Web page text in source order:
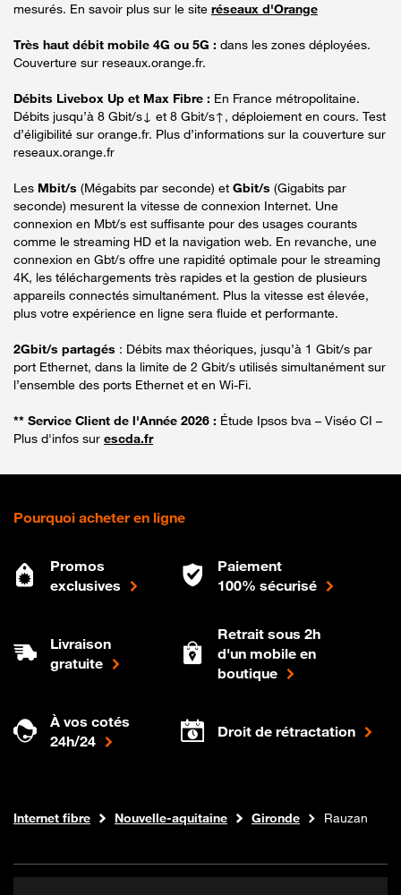
mesurés. En savoir plus sur le site réseaux d'Orange
Très haut débit mobile 4G ou 5G : dans les zones déployées.
Couverture sur reseaux.orange.fr.
Débits Livebox Up et Max Fibre : En France métropolitaine.
Débits jusqu’à 8 Gbit/s↓ et 8 Gbit/s↑, déploiement en cours. Test
d’éligibilité sur orange.fr. Plus d’informations sur la couverture sur
reseaux.orange.fr
Les Mbit/s (Mégabits par seconde) et Gbit/s (Gigabits par
seconde) mesurent la vitesse de connexion Internet. Une
connexion en Mbt/s est suffisante pour des usages courants
comme le streaming HD et la navigation web. En revanche, une
connexion en Gbt/s offre une rapidité optimale pour le streaming
4K, les téléchargements très rapides et la gestion de plusieurs
appareils connectés simultanément. Plus la vitesse est élevée,
plus votre expérience en ligne sera fluide et performante.
2Gbit/s partagés : Débits max théoriques, jusqu’à 1 Gbit/s par
port Ethernet, dans la limite de 2 Gbit/s utilisés simultanément sur
l’ensemble des ports Ethernet et en Wi-Fi.
** Service Client de l'Année 2026 : Étude Ipsos bva – Viséo CI –
Plus d'infos sur escda.fr
Pourquoi acheter en ligne
Promos
exclusives
Paiement
100% sécurisé
Livraison
gratuite
Retrait sous 2h
d'un mobile en
boutique
À vos cotés
24h/24
Droit de rétractation
Boutique Orange
Internet fibre Nouvelle-aquitaine Gironde Rauzan